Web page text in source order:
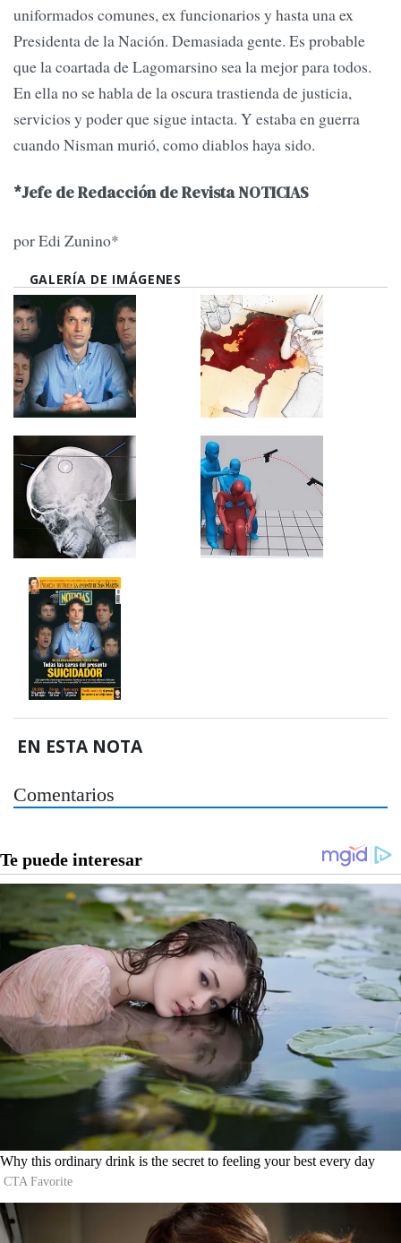
uniformados comunes, ex funcionarios y hasta una ex
Presidenta de la Nación. Demasiada gente. Es probable
que la coartada de Lagomarsino sea la mejor para todos.
En ella no se habla de la oscura trastienda de justicia,
servicios y poder que sigue intacta. Y estaba en guerra
cuando Nisman murió, como diablos haya sido.
*Jefe de Redacción de Revista NOTICIAS
por Edi Zunino*
GALERÍA DE IMÁGENES
EN ESTA NOTA
Comentarios